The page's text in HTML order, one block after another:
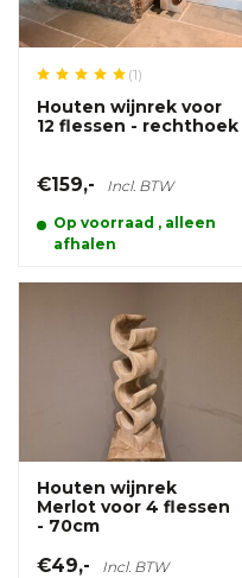
(1)
Houten wijnrek voor
12 flessen - rechthoek
€159,- Incl. BTW
Op voorraad , alleen
afhalen
Houten wijnrek
Merlot voor 4 flessen
- 70cm
€49,- Incl. BTW